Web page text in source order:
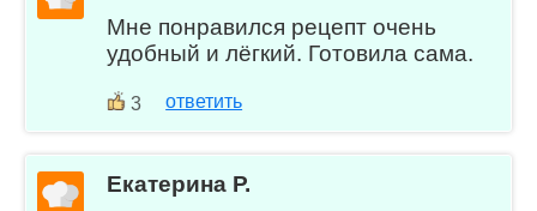
Мне понравился рецепт очень
удобный и лёгкий. Готовила сама.
3 ответить
Екатерина Р.